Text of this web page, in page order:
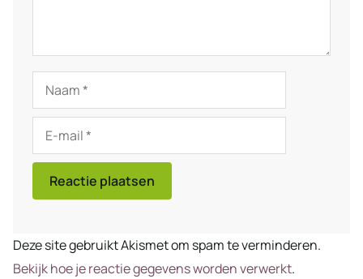
Naam
mail
Deze site gebruikt Akismet om spam te verminderen.
Bekijk hoe je reactie gegevens worden verwerkt.